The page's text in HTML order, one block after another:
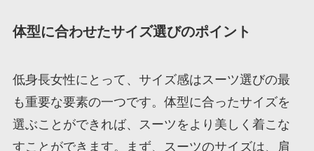
体型に合わせたサイズ選びのポイント
低身長女性にとって、サイズ感はスーツ選びの最
も重要な要素の一つです。体型に合ったサイズを
選ぶことができれば、スーツをより美しく着こな
すことができます。まず、スーツのサイズは、肩